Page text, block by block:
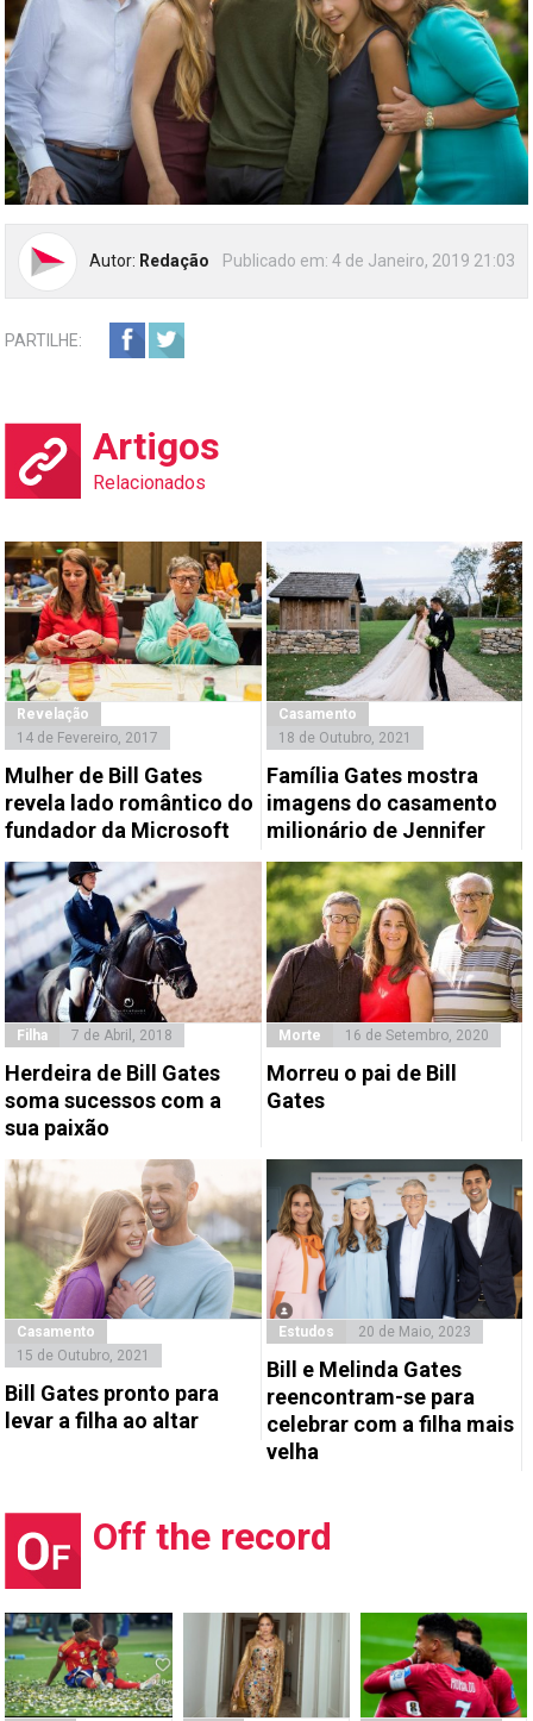
Autor: Redação Publicado em: 4 de Janeiro, 2019 21:03
PARTILHE:
Artigos
Relacionados
Revelação
14 de Fevereiro, 2017
Mulher de Bill Gates
revela lado romântico do
fundador da Microsoft
Casamento
18 de Outubro, 2021
Família Gates mostra
imagens do casamento
milionário de Jennifer
Filha 7 de Abril, 2018
Herdeira de Bill Gates
soma sucessos com a
sua paixão
Morte 16 de Setembro, 2020
Morreu o pai de Bill
Gates
Casamento
15 de Outubro, 2021
Bill Gates pronto para
levar a filha ao altar
Estudos 20 de Maio, 2023
Bill e Melinda Gates
reencontram-se para
celebrar com a filha mais
velha
Off the record